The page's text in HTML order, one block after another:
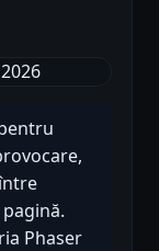
Phaser